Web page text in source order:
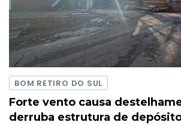
BOM RETIRO DO SUL
Forte vento causa
derruba estrutura de